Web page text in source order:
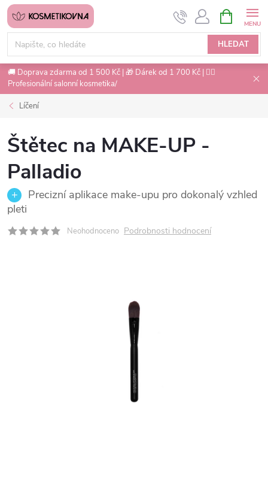
Přejít
obsah
HLEDAT
NÁKUPNÍ
KOŠÍK
🚚 Doprava zdarma od 1 500 Kč | 🎁 Dárek od 1 700 Kč | 💇‍♀️
Profesionální salonní kosmetika/
Líčení
Štětec na MAKE-UP -
Palladio
Precizní aplikace make-upu pro dokonalý vzhled
pleti
Neohodnoceno Podrobnosti hodnocení